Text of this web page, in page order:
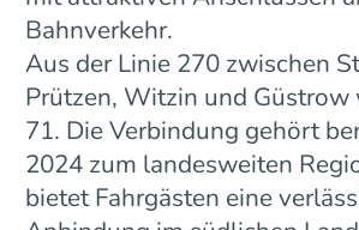
Bahnverkehr.
Aus der Linie 270 zwischen
Prützen, Witzin und Güstrow
71. Die Verbindung gehört
2024 zum landesweiten
bietet Fahrgästen eine